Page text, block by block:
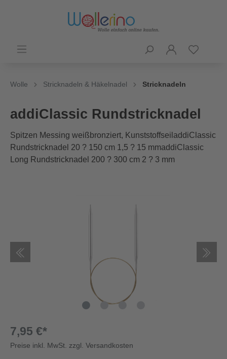
Wolle Stricknadeln & Häkelnadel Stricknadeln
addiClassic Rundstricknadel
Spitzen Messing weißbronziert, KunststoffseiladdiClassic
Rundstricknadel 20 ? 150 cm 1,5 ? 15 mmaddiClassic
Long Rundstricknadel 200 ? 300 cm 2 ? 3 mm
7,95 €*
Preise inkl. MwSt. zzgl. Versandkosten